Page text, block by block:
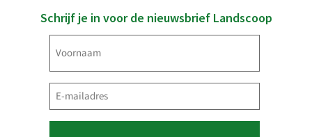
Schrijf je in voor de nieuwsbrief Landscoop
(Vereist)
E-
mailadres
(Vereist)